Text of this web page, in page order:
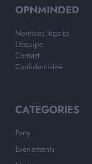
OPNMINDED
Mentions légales
L'équipe
Contact
Confidentialité
CATEGORIES
Party
Evènements